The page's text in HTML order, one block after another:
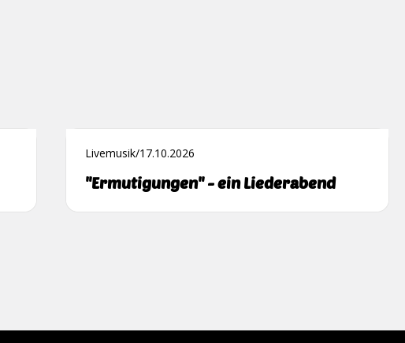
Livemusik/17.10.2026
"Ermutigungen" - ein Liederabend